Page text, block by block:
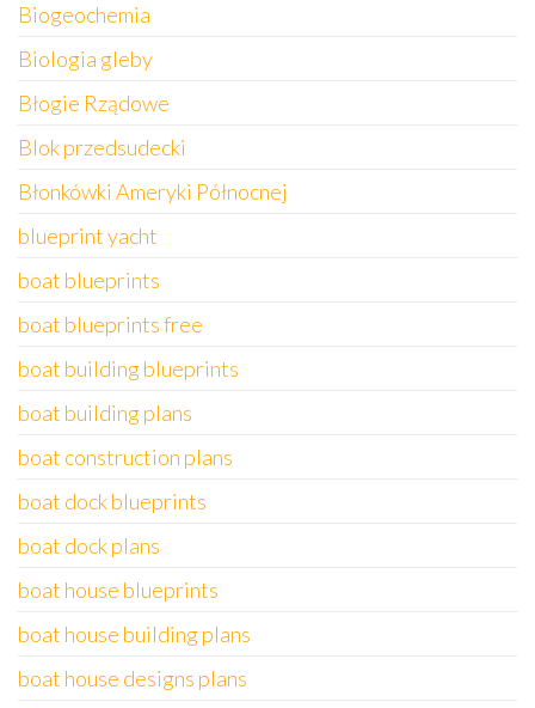
Biogeochemia
Biologia gleby
Błogie Rządowe
Blok przedsudecki
Błonkówki Ameryki Północnej
blueprint yacht
boat blueprints
boat blueprints free
boat building blueprints
boat building plans
boat construction plans
boat dock blueprints
boat dock plans
boat house blueprints
boat house building plans
boat house designs plans